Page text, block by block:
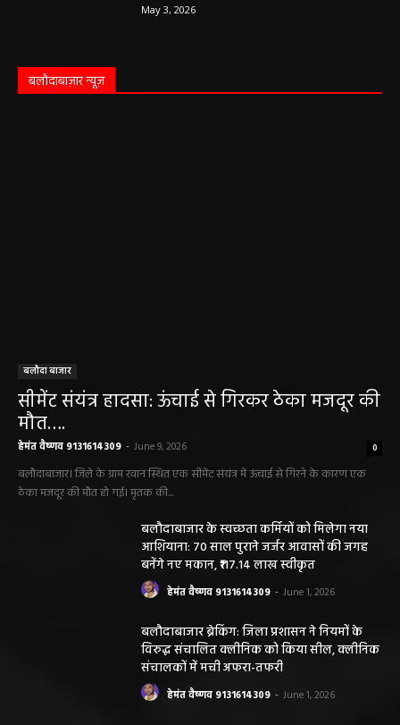
May 3, 2026
बलौदाबाज़ार न्यूज़
बलौदा बाजार
सीमेंट संयंत्र हादसा: ऊंचाई से गिरकर ठेका मजदूर की
मौत….
हेमंत वैष्णव 9131614309 - June 9, 2026 0
बलौदाबाजार। जिले के ग्राम रवान स्थित एक सीमेंट संयंत्र में ऊंचाई से गिरने के कारण एक
ठेका मजदूर की मौत हो गई। मृतक की...
बलौदाबाजार के स्वच्छता कर्मियों को मिलेगा नया
आशियाना: 70 साल पुराने जर्जर आवासों की जगह
बनेंगे नए मकान, ₹117.14 लाख स्वीकृत
हेमंत वैष्णव 9131614309 - June 1, 2026
बलौदाबाजार ब्रेकिंग: जिला प्रशासन ने नियमों के
विरुद्ध संचालित क्लीनिक को किया सील, क्लीनिक
संचालकों में मची अफरा-तफरी
हेमंत वैष्णव 9131614309 - June 1, 2026